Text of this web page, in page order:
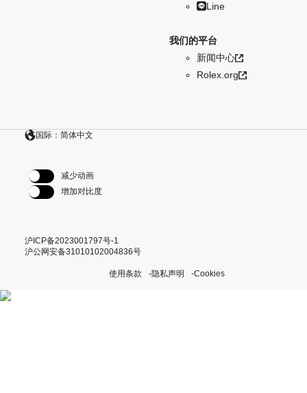
Line
我们的平台
新闻中心
Rolex.org
国际：简体中文
减少动画
增加对比度
沪ICP备2023001797号-1
沪公网安备31010102004836号
使用条款 隐私声明 Cookies